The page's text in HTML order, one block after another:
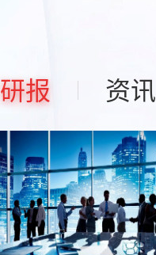
研报 资讯